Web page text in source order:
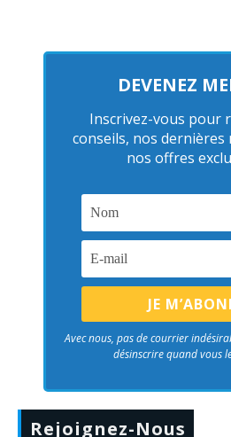
DEVENEZ
Inscrivez-vous pour
conseils, nos
nos offres
Avec nous, pas de courrier
désinscrire quand vous
Rejoignez-Nous